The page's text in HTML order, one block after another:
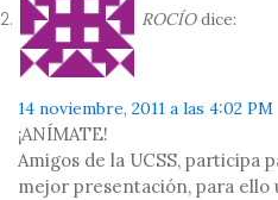
ROCÍO dice:
14 noviembre, 2011 a las 4:02 PM
¡ANÍMATE!
Amigos de la UCSS, participa
mejor presentación, para ello